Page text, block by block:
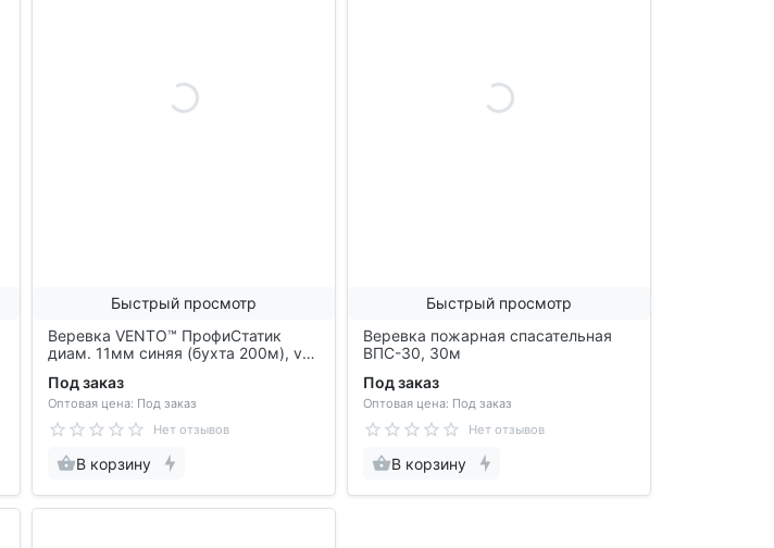
Быстрый просмотр
Веревка VENTO™ ПрофиСтатик
диам. 11мм синяя (бухта 200м), vnt
Под заказ
Оптовая цена: Под заказ
Нет отзывов
В корзину
Быстрый просмотр
Веревка пожарная спасательная
ВПС-30, 30м
Под заказ
Оптовая цена: Под заказ
Нет отзывов
В корзину